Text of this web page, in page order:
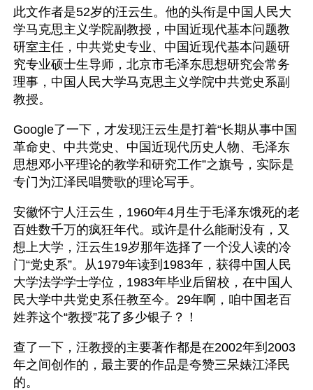
此文作者是52岁的汪云生。他的头衔是中国人民大
学马克思主义学院副教授，中国近现代基本问题教
研室主任，中共党史专业、中国近现代基本问题研
究专业硕士生导师，北京市毛泽东思想研究会常务
理事，中国人民大学马克思主义学院中共党史系副
教授。
Google了一下，才发现汪云生是打着“长期从事中国
革命史、中共党史、中国近现代历史人物、毛泽东
思想邓小平理论的教学和研究工作”之旗号，实际是
专门为江泽民唱赞歌的理论写手。
安徽怀宁人汪云生，1960年4月生于毛泽东饿死的老
百姓数千万的疯狂年代。或许是什么能耐没有，又
想上大学，汪云生19岁那年选择了一个没人读的冷
门“党史系”。从1979年读到1983年，获得中国人民
大学法学学士学位，1983年毕业后留校，在中国人
民大学中共党史系任教至今。29年啊，咱中国老百
姓养这个“教授”花了多少银子？！
查了一下，汪教授的主要著作都是在2002年到2003
年之间创作的，最主要的作品是夸赞三呆婊江泽民
的。